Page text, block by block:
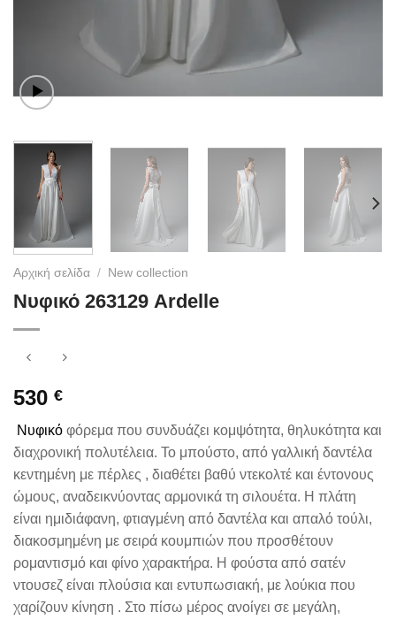
Αρχική σελίδα / New collection
Νυφικό 263129 Ardelle
530 €
Νυφικό φόρεμα που συνδυάζει κομψότητα, θηλυκότητα και
διαχρονική πολυτέλεια. Το μπούστο, από γαλλική δαντέλα
κεντημένη με πέρλες , διαθέτει βαθύ ντεκολτέ και έντονους
ώμους, αναδεικνύοντας αρμονικά τη σιλουέτα. Η πλάτη
είναι ημιδιάφανη, φτιαγμένη από δαντέλα και απαλό τούλι,
διακοσμημένη με σειρά κουμπιών που προσθέτουν
ρομαντισμό και φίνο χαρακτήρα. Η φούστα από σατέν
ντουσεζ είναι πλούσια και εντυπωσιακή, με λούκια που
χαρίζουν κίνηση . Στο πίσω μέρος ανοίγει σε μεγάλη,